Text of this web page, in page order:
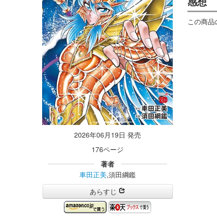
2026年06月19日 発売
176ページ
著者
車田正美,須田綱鑑
あらすじ
この商品